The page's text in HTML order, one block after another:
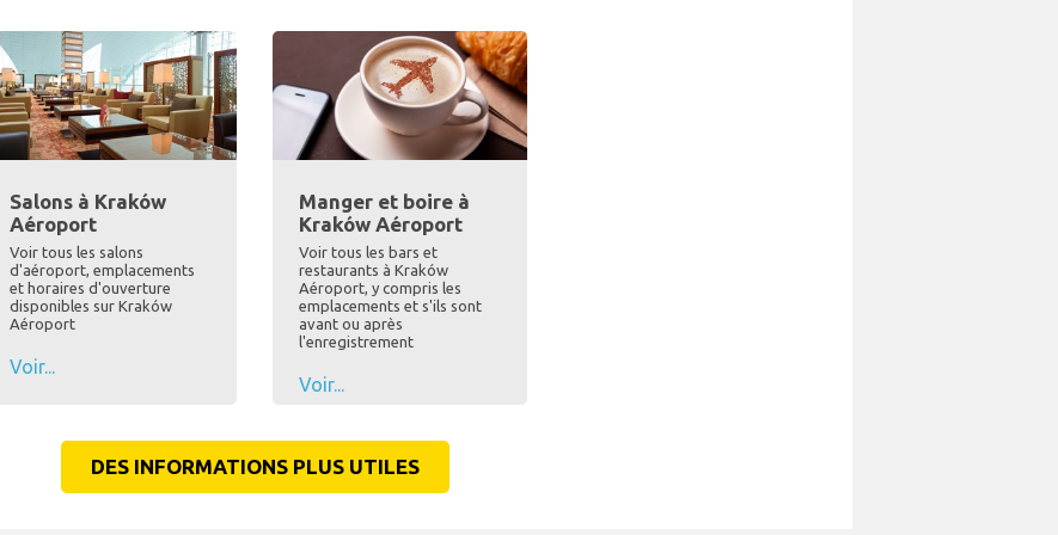
Salons à Kraków
Aéroport
Voir tous les salons
d'aéroport, emplacements
et horaires d'ouverture
disponibles sur Kraków
Aéroport
Voir...
Manger et boire à
Kraków Aéroport
Voir tous les bars et
restaurants à Kraków
Aéroport, y compris les
emplacements et s'ils sont
avant ou après
l'enregistrement
Voir...
DES INFORMATIONS PLUS UTILES